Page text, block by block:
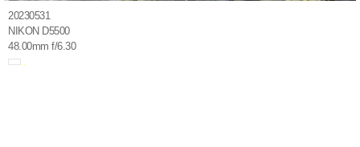
20230531
NIKON D5500
48.00mm f/6.30